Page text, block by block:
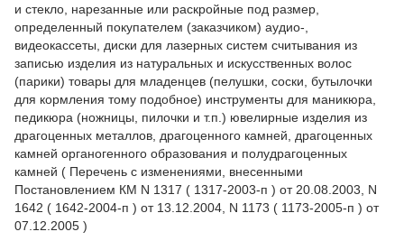
и стекло, нарезанные или раскройные под размер,
определенный покупателем (заказчиком) аудио-,
видеокассеты, диски для лазерных систем считывания из
записью изделия из натуральных и искусственных волос
(парики) товары для младенцев (пелушки, соски, бутылочки
для кормления тому подобное) инструменты для маникюра,
педикюра (ножницы, пилочки и т.п.) ювелирные изделия из
драгоценных металлов, драгоценного камней, драгоценных
камней органогенного образования и полудрагоценных
камней ( Перечень с изменениями, внесенными
Постановлением КМ N 1317 ( 1317-2003-п ) от 20.08.2003, N
1642 ( 1642-2004-п ) от 13.12.2004, N 1173 ( 1173-2005-п ) от
07.12.2005 )